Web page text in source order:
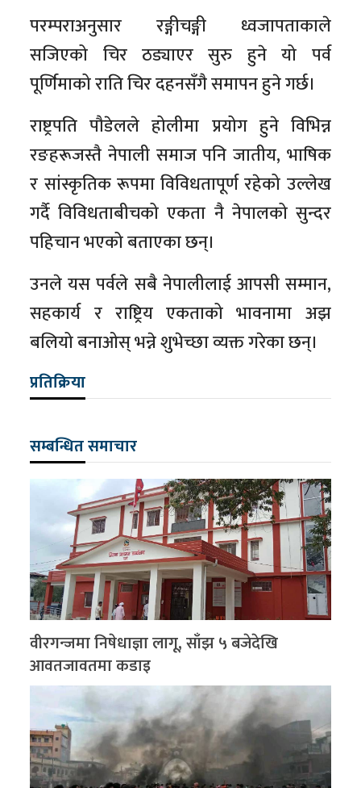
परम्पराअनुसार रङ्गीचङ्गी ध्वजापताकाले
सजिएको चिर ठड्याएर सुरु हुने यो पर्व
पूर्णिमाको राति चिर दहनसँगै समापन हुने गर्छ।
राष्ट्रपति पौडेलले होलीमा प्रयोग हुने विभिन्न
रङहरूजस्तै नेपाली समाज पनि जातीय, भाषिक
र सांस्कृतिक रूपमा विविधतापूर्ण रहेको उल्लेख
गर्दै विविधताबीचको एकता नै नेपालको सुन्दर
पहिचान भएको बताएका छन्।
उनले यस पर्वले सबै नेपालीलाई आपसी सम्मान,
सहकार्य र राष्ट्रिय एकताको भावनामा अझ
बलियो बनाओस् भन्ने शुभेच्छा व्यक्त गरेका छन्।
प्रतिक्रिया
सम्बन्धित समाचार
वीरगन्जमा निषेधाज्ञा लागू, साँझ ५ बजेदेखि
आवतजावतमा कडाइ